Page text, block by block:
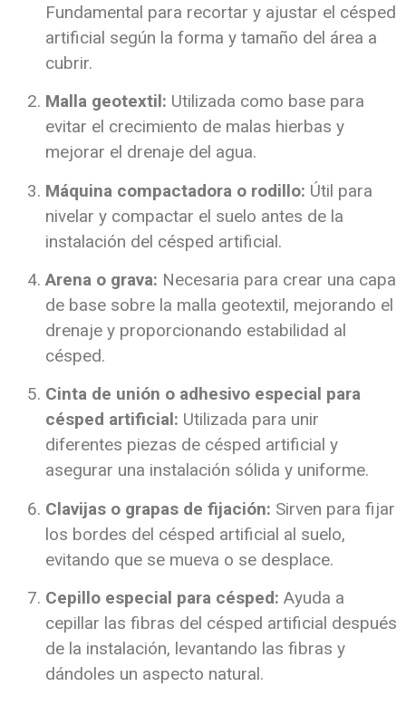
Fundamental para recortar y ajustar el césped
artificial según la forma y tamaño del área a
cubrir.
Malla geotextil: Utilizada como base para
evitar el crecimiento de malas hierbas y
mejorar el drenaje del agua.
Máquina compactadora o rodillo: Útil para
nivelar y compactar el suelo antes de la
instalación del césped artificial.
Arena o grava: Necesaria para crear una capa
de base sobre la malla geotextil, mejorando el
drenaje y proporcionando estabilidad al
césped.
Cinta de unión o adhesivo especial para
césped artificial: Utilizada para unir
diferentes piezas de césped artificial y
asegurar una instalación sólida y uniforme.
Clavijas o grapas de fijación: Sirven para fijar
los bordes del césped artificial al suelo,
evitando que se mueva o se desplace.
Cepillo especial para césped: Ayuda a
cepillar las fibras del césped artificial después
de la instalación, levantando las fibras y
dándoles un aspecto natural.